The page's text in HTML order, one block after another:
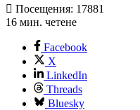
Посещения: 17881
16 мин. четене
Facebook
X
LinkedIn
Threads
Bluesky